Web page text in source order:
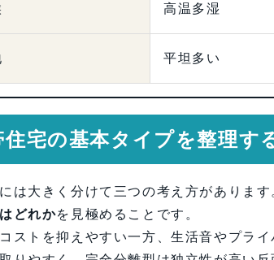
高温多湿
平坦多い
住宅の基本タイプを整理す
は大きく分けて三つの考え方がありま
どれかを見極めることです。
ストを抑えやすい一方、生活音やプラ